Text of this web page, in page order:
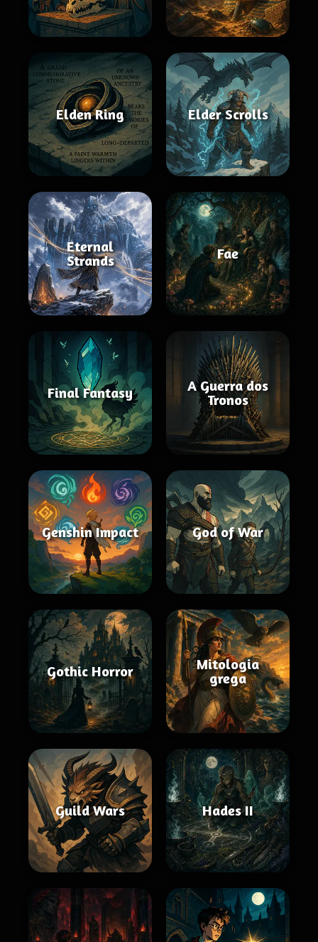
Elden Ring Elder Scrolls
Eternal
Strands
Fae
Final Fantasy
A Guerra dos
Tronos
Genshin Impact God of War
Gothic Horror
Mitologia
grega
Guild Wars Hades II